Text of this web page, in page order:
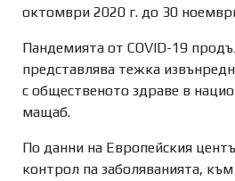
октомври 2020 г. до 30
Пандемията от COVID-19
представлява тежка
с общественото здраве в
мащаб.
По данни на Европейския
контрол па заболяванията,